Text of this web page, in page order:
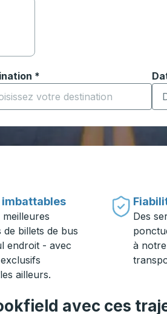
options de localisation, puis
*
à saisir la ville de
imbattables
de billets de bus
endroit - avec
ailleurs.
Des
à
avec ces